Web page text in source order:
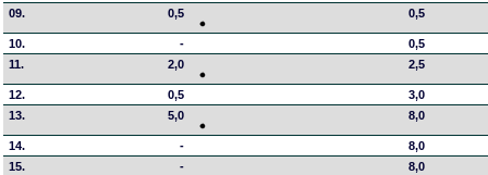
09.
0,5 0,5
10. -
0,5
11.
2,0 2,5
12. 0,5
3,0
13.
5,0 8,0
14. -
8,0
15.
-
8,0